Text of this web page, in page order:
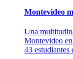
Montevideo
Una
Montevideo
43